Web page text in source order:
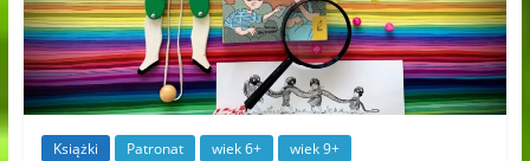
Książki Patronat wiek 6+ wiek 9+